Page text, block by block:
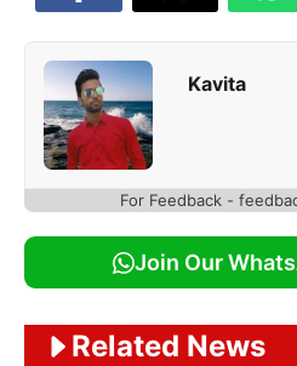
Kavita
For Feedback -
Join Our
Related News